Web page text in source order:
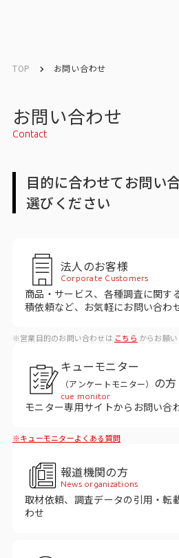
インテージの強み
会社情報トップ
会社概要・所在地
社長メッセージ
役員紹介
沿革
ニュース・メディア掲載
ソリューション／サービス
TOP お問い合わせ
お問い合わせ
Contact
目的に合わせてお問い
選びください
法人のお客様
Corporate Customers
商品・サービス、各種調査に関す
積依頼など、お気軽にお問い合わ
※営業目的のお問い合わせは こちら からお願い
キューモニター
（アンケートモニター） の方
cue monitor
モニター専用サイトからお問い合
※キューモニターよくある質問
報道機関の方
News organizations
取材依頼、調査データの引用・転
わせ